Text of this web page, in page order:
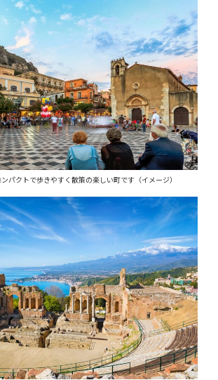
パクトで歩きやすく散策の楽しい町です（イメージ）